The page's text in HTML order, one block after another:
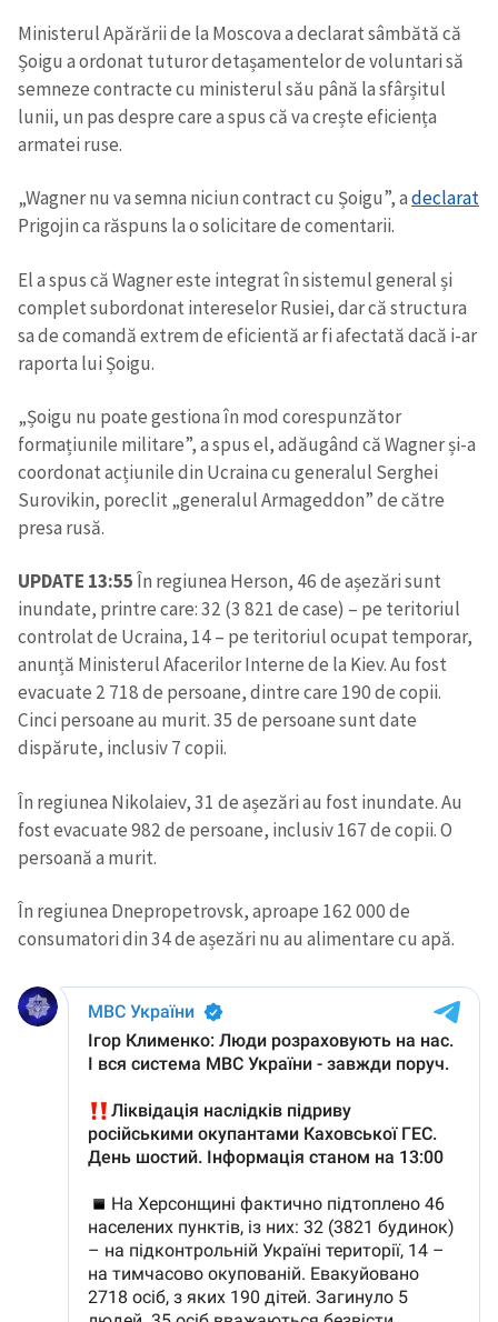
Ministerul Apărării de la Moscova a declarat sâmbătă că
Șoigu a ordonat tuturor detașamentelor de voluntari să
semneze contracte cu ministerul său până la sfârșitul
lunii, un pas despre care a spus că va crește eficiența
armatei ruse.
„Wagner nu va semna niciun contract cu Șoigu”, adeclarat
Prigojin ca răspuns la o solicitare de comentarii.
El a spus că Wagner este integrat în sistemul general și
complet subordonat intereselor Rusiei, dar că structura
sa de comandă extrem de eficientă ar fi afectată dacă i-ar
raporta lui Șoigu.
„Șoigu nu poate gestiona în mod corespunzător
formațiunile militare”, a spus el, adăugând că Wagner și-a
coordonat acțiunile din Ucraina cu generalul Serghei
Surovikin, poreclit „generalul Armageddon” de către
presa rusă.
UPDATE 13:55În regiunea Herson, 46 de așezări sunt
inundate, printre care: 32 (3 821 de case) – pe teritoriul
controlat de Ucraina, 14 – pe teritoriul ocupat temporar,
anunță Ministerul Afacerilor Interne de la Kiev. Au fost
evacuate 2 718 de persoane, dintre care 190 de copii.
Cinci persoane au murit. 35 de persoane sunt date
dispărute, inclusiv 7 copii.
În regiunea Nikolaiev, 31 de așezări au fost inundate. Au
fost evacuate 982 de persoane, inclusiv 167 de copii. O
persoană a murit.
În regiunea Dnepropetrovsk, aproape 162 000 de
consumatori din 34 de așezări nu au alimentare cu apă.